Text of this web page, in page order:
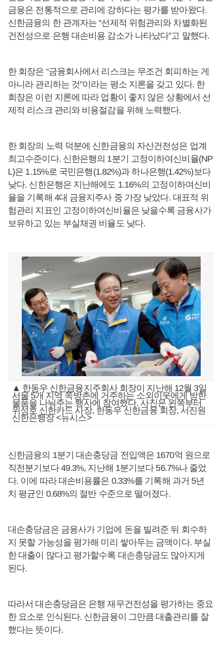
금융은 전통적으로 관리에 강하다는 평가를 받아왔다.
신한금융의 한 관계자는 “선제적 위험관리와 차별화된
건전성으로 은행 대손비용 감소가 나타났다”고 말했다.
한 회장은 “금융회사에서 리스크는 무조건 회피하는 게
아니라 관리하는 것”이라는 평소 지론을 갖고 있다. 한
회장은 이런 지론에 따라 업황이 좋지 않은 상황에서 선
제적 리스크 관리와 비용절감을 위해 노력했다.
한 회장의 노력 덕분에 신한금융의 자산건전성은 업계
최고수준이다. 신한은행의 1분기 고정이하여신비율(NP
L)은 1.15%로 국민은행(1.82%)과 하나은행(1.42%)보다
낮다. 신한은행은 지난해에도 1.16%의 고정이하여신비
율을 기록해 4대 금융지주사 중 가장 낮았다. 대표적 위
험관리 지표인 고정이하여신비율은 낮을수록 금융사가
보유하고 있는 부실채권 비율도 낮다.
▲ 한동우 신한금융지주회사 회장이 지난해 12월 3일
서울 5개 지역 쪽방촌에 거주하는 소외이웃에게 방한
물품을 나눠주는 행사에 참여했다. 사진은 왼쪽부터
위성호 신한카드 사장, 한동우 신한금융 회장, 서진원
신한은행장 <뉴시스>
신한금융의 1분기 대손충당금 전입액은 1670억 원으로
직전분기보다 49.3%, 지난해 1분기보다 56.7%나 줄었
다. 이에 따라 대손비용률은 0.33%를 기록해 과거 5년
치 평균인 0.68%의 절반 수준으로 떨어졌다.
대손충당금은 금융사가 기업에 돈을 빌려준 뒤 회수하
지 못할 가능성을 평가해 미리 쌓아두는 금액이다. 부실
한 대출이 많다고 평가할수록 대손충당금도 많아지게
된다.
따라서 대손충당금은 은행 재무건전성을 평가하는 중요
한 요소로 인식된다. 신한금융이 그만큼 대출관리를 잘
했다는 뜻이다.